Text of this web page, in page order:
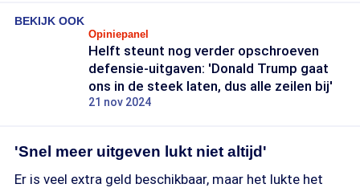
BEKIJK OOK
Opiniepanel
Helft steunt nog verder opschroeven
defensie-uitgaven: 'Donald Trump gaat
ons in de steek laten, dus alle zeilen bij'
21 nov 2024
'Snel meer uitgeven lukt niet altijd'
Er is veel extra geld beschikbaar, maar het lukte het